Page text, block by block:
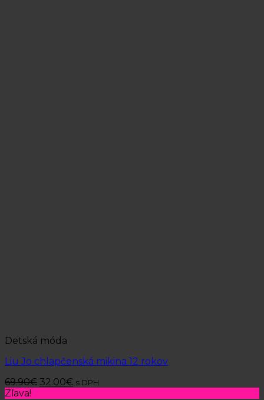
Detská móda
Liu Jo chlapčenská mikina 12 rokov
69.90€ 32.00€ s DPH
Zľava!